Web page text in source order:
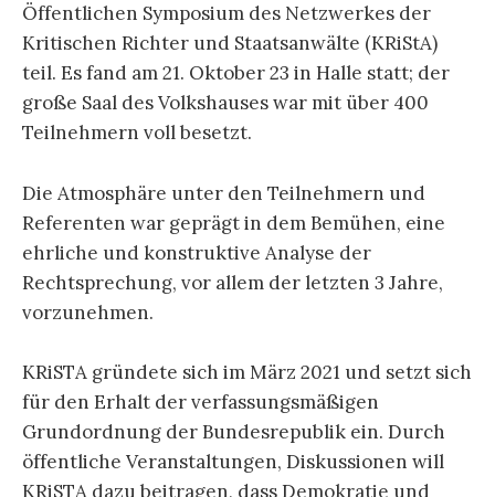
Öffentlichen Symposium des Netzwerkes der
Kritischen Richter und Staatsanwälte (KRiStA)
teil. Es fand am 21. Oktober 23 in Halle statt; der
große Saal des Volkshauses war mit über 400
Teilnehmern voll besetzt.
Die Atmosphäre unter den Teilnehmern und
Referenten war geprägt in dem Bemühen, eine
ehrliche und konstruktive Analyse der
Rechtsprechung, vor allem der letzten 3 Jahre,
vorzunehmen.
KRiSTA gründete sich im März 2021 und setzt sich
für den Erhalt der verfassungsmäßigen
Grundordnung der Bundesrepublik ein. Durch
öffentliche Veranstaltungen, Diskussionen will
KRiSTA dazu beitragen, dass Demokratie und